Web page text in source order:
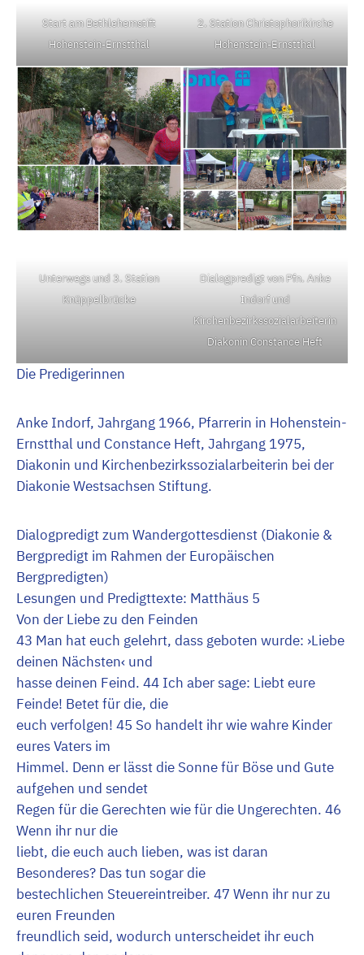
Start am Bethlehemstift
Hohenstein-Ernstthal
2. Station Christophorikirche
Hohenstein-Ernstthal
Unterwegs und 3. Station
Knüppelbrücke
Dialogpredigt von Pfn. Anke
Indorf und
Kirchenbezirkssozialarbeiterin
Diakonin Constance Heft
Die Predigerinnen
Anke Indorf, Jahrgang 1966, Pfarrerin in Hohenstein-
Ernstthal und Constance Heft, Jahrgang 1975,
Diakonin und Kirchenbezirkssozialarbeiterin bei der
Diakonie Westsachsen Stiftung.
Dialogpredigt zum Wandergottesdienst (Diakonie &
Bergpredigt im Rahmen der Europäischen
Bergpredigten)
Lesungen und Predigttexte: Matthäus 5
Von der Liebe zu den Feinden
43 Man hat euch gelehrt, dass geboten wurde: ›Liebe
deinen Nächsten‹ und
hasse deinen Feind. 44 Ich aber sage: Liebt eure
Feinde! Betet für die, die
euch verfolgen! 45 So handelt ihr wie wahre Kinder
eures Vaters im
Himmel. Denn er lässt die Sonne für Böse und Gute
aufgehen und sendet
Regen für die Gerechten wie für die Ungerechten. 46
Wenn ihr nur die
liebt, die euch auch lieben, was ist daran
Besonderes? Das tun sogar die
bestechlichen Steuereintreiber. 47 Wenn ihr nur zu
euren Freunden
freundlich seid, wodurch unterscheidet ihr euch